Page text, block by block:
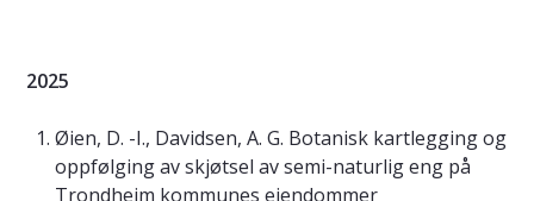
2025
Øien, D. -I., Davidsen, A. G. Botanisk kartlegging og
oppfølging av skjøtsel av semi-naturlig eng på
Trondheim kommunes eiendommer